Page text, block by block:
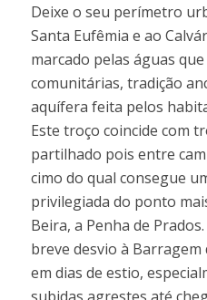
Deixe o seu perímetro
Santa Eufêmia e ao
marcado pelas águas
comunitárias, tradição
aquífera feita pelos
Este troço coincide com
partilhado pois entre
cimo do qual consegue
privilegiada do ponto
Beira, a Penha de
breve desvio à Barragem
em dias de estio,